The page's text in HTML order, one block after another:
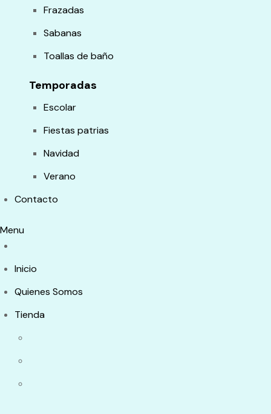
Frazadas
Sabanas
Toallas de baño
Temporadas
Escolar
Fiestas patrias
Navidad
Verano
Contacto
Menu
Inicio
Quienes Somos
Tienda